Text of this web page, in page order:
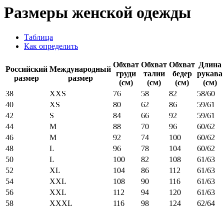
Размеры женской одежды
Таблица
Как определить
Российский
размер
Международный
размер
Обхват
груди
(см)
Обхват
талии
(см)
Обхват
бедер
(см)
Длина
рукава
(см)
38
XXS 76 58 82
58/60
40
XS 80 62 86
59/61
42
S 84 66 92
59/61
44
M 88 70 96
60/62
46
M 92 74 100
60/62
48
L 96 78 104
60/62
50
L 100 82 108
61/63
52
XL 104 86 112
61/63
54
XXL 108 90 116
61/63
56
XXL 112 94 120
61/63
58
XXXL 116 98 124
62/64